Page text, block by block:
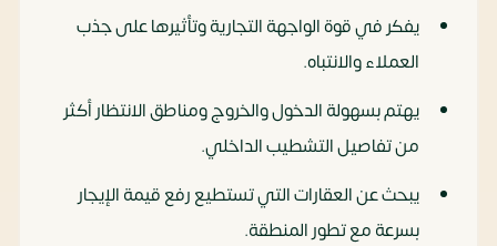
يفكر في قوة الواجهة التجارية وتأثيرها على جذب
العملاء والانتباه.
يهتم بسهولة الدخول والخروج ومناطق الانتظار أكثر
من تفاصيل التشطيب الداخلي.
يبحث عن العقارات التي تستطيع رفع قيمة الإيجار
بسرعة مع تطور المنطقة.